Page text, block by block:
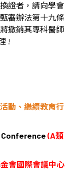
證者，請向學會
審辦法第十九條
撤銷其專科醫師
!
動、繼續教育行
(A類
會國際會議中心